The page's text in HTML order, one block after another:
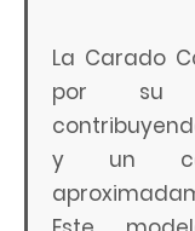
La Carado
por su
y un